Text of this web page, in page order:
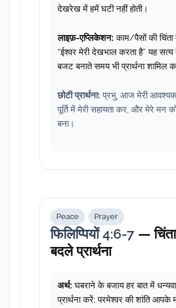
देखरेख में हमें घटी नहीं होती।
लाइफ़-एप्लिकेशन: काम/पैसों की चिंता
“ईश्वर मेरी देखभाल करता है” यह सत्य
बजट बनाते समय भी प्रार्थना शामिल
छोटी प्रार्थना: प्रभु, आज मेरी
पूर्ति में मेरी सहायता कर, और मेरे मन
बना।
Peace Prayer
फिलिप्पियों 4:6-7 —
बदले प्रार्थना
अर्थ: घबराने के बजाय हर बात में
प्रार्थना करें; परमेश्वर की शांति आपके